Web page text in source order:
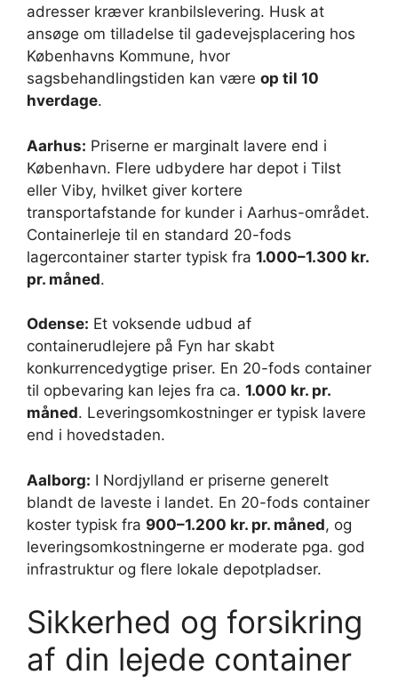
adresser kræver kranbilslevering. Husk at
ansøge om tilladelse til gadevejsplacering hos
Københavns Kommune, hvor
sagsbehandlingstiden kan være op til 10
hverdage.
Aarhus: Priserne er marginalt lavere end i
København. Flere udbydere har depot i Tilst
eller Viby, hvilket giver kortere
transportafstande for kunder i Aarhus-området.
Containerleje til en standard 20-fods
lagercontainer starter typisk fra 1.000–1.300 kr.
pr. måned.
Odense: Et voksende udbud af
containerudlejere på Fyn har skabt
konkurrencedygtige priser. En 20-fods container
til opbevaring kan lejes fra ca. 1.000 kr. pr.
måned. Leveringsomkostninger er typisk lavere
end i hovedstaden.
Aalborg: I Nordjylland er priserne generelt
blandt de laveste i landet. En 20-fods container
koster typisk fra 900–1.200 kr. pr. måned, og
leveringsomkostningerne er moderate pga. god
infrastruktur og flere lokale depotpladser.
Sikkerhed og forsikring
af din lejede container